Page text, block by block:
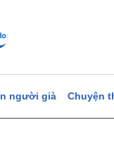
người già Chuyện